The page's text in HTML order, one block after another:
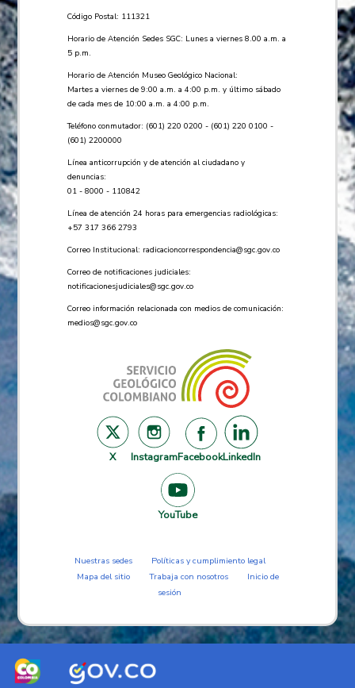
Código Postal: 111321
Horario de Atención Sedes SGC: Lunes a viernes 8.00 a.m. a
5 p.m.
Horario de Atención Museo Geológico Nacional:
Martes a viernes de 9:00 a.m. a 4:00 p.m. y último sábado
de cada mes de 10:00 a.m. a 4:00 p.m.
Teléfono conmutador: (601) 220 0200 - (601) 220 0100 -
(601) 2200000
Línea anticorrupción y de atención al ciudadano y
denuncias:
01 - 8000 - 110842
Línea de atención 24 horas para emergencias radiológicas:
+57 ​317 366 2793
Correo Institucional: radicacioncorrespondencia@sgc.gov.co
Correo de notificaciones judiciales:
notificacionesjudiciales@sgc.gov.co
Correo información relacionada con medios de comunicación:
medios@sgc.gov.co
X InstagramFacebookLinkedIn
YouTube
Nuestras sedes
Políticas y cumplimiento legal
Mapa del sitio
Trabaja con nosotros
Inicio de
sesión